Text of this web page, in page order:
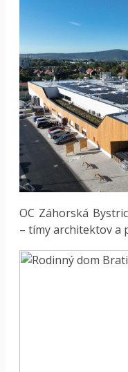
OC Záhorská
– tímy architektov a